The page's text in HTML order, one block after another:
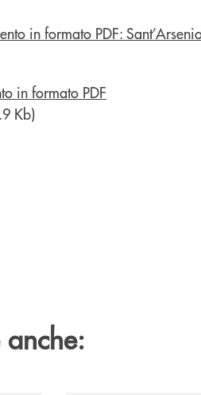
in formato PDF
Kb)